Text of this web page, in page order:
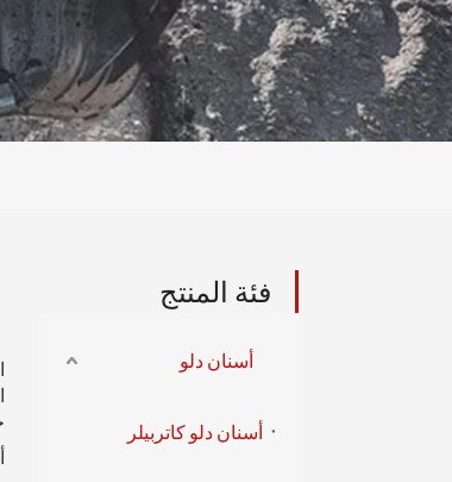
فئة المنتج
أسنان دلو
أسنان دلو كاتربيلر